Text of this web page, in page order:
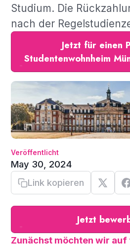
Studium. Die
nach der
Jetzt für einen
Studentenwohnheim
Veröffentlicht
May 30, 2024
Link kopieren
Jetzt
Zunächst möchten wir